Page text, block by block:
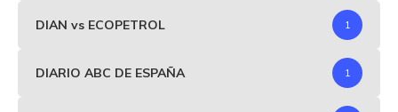
DIAN vs ECOPETROL 1
DIARIO ABC DE ESPAÑA 1